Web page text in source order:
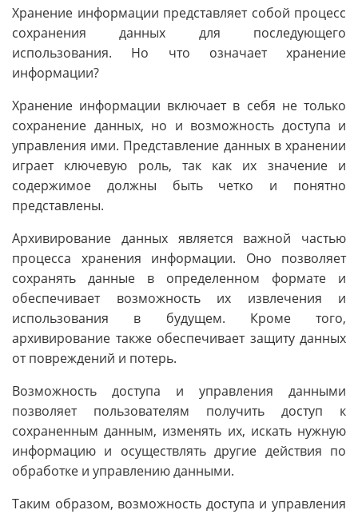
Хранение информации представляет собой процесс
сохранения данных для последующего
использования. Но что означает хранение
информации?
Хранение информации включает в себя не только
сохранение данных, но и возможность доступа и
управления ими. Представление данных в хранении
играет ключевую роль, так как их значение и
содержимое должны быть четко и понятно
представлены.
Архивирование данных является важной частью
процесса хранения информации. Оно позволяет
сохранять данные в определенном формате и
обеспечивает возможность их извлечения и
использования в будущем. Кроме того,
архивирование также обеспечивает защиту данных
от повреждений и потерь.
Возможность доступа и управления данными
позволяет пользователям получить доступ к
сохраненным данным, изменять их, искать нужную
информацию и осуществлять другие действия по
обработке и управлению данными.
Таким образом, возможность доступа и управления